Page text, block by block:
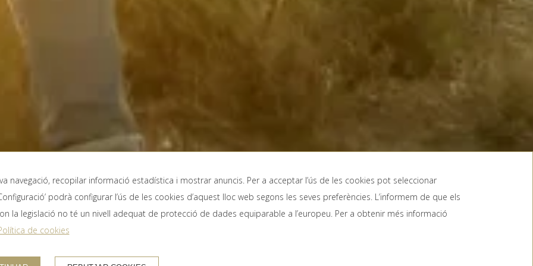
HABITACIONS I PERSONES CODI PROMOCIONAL
RESERVAR
navegació, recopilar informació estadística i mostrar anuncis. Per a acceptar l’ús de les cookies pot seleccionar
podrà configurar l’ús de les cookies d’aquest lloc web segons les seves preferències. L’informem de que els
la legislació no té un nivell adequat de protecció de dades equiparable a l’europeu. Per a obtenir més informació
de cookies